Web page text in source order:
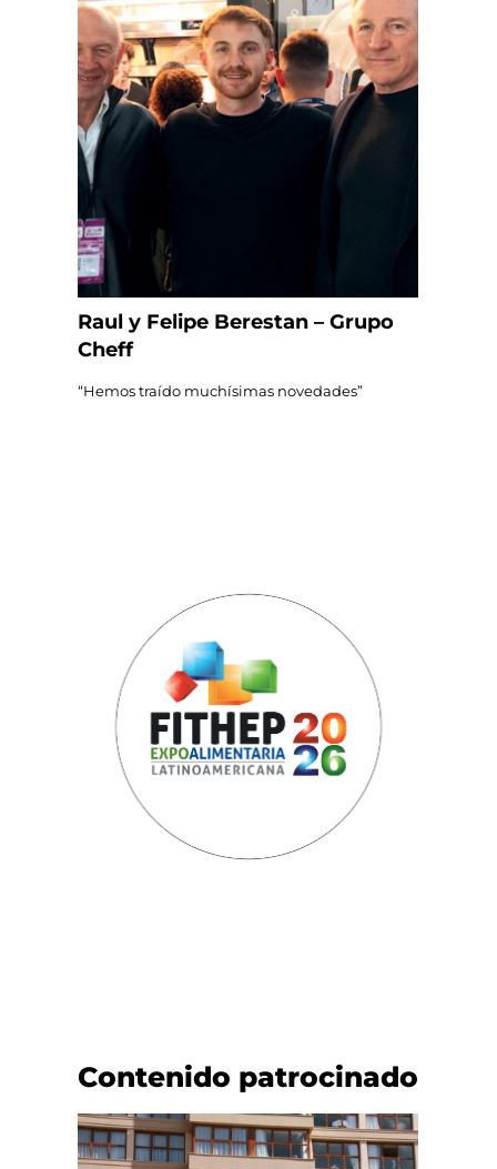
Raul y Felipe Berestan – Grupo
Cheff
“Hemos traído muchísimas novedades”
Contenido patrocinado